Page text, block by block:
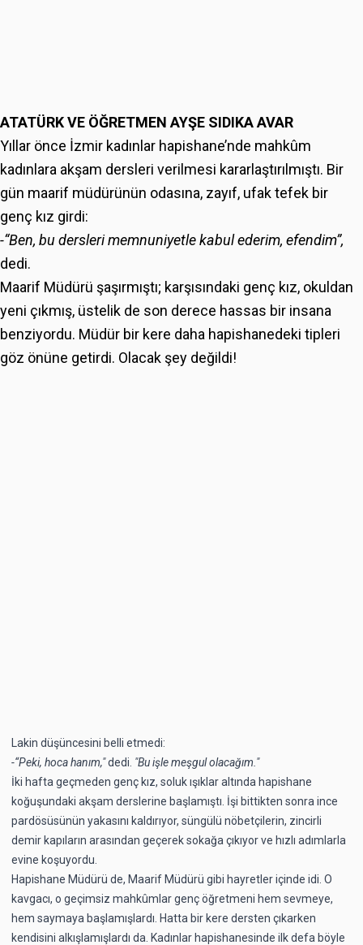
ATATÜRK VE ÖĞRETMEN AYŞE SIDIKA AVAR
Yıllar önce İzmir kadınlar hapishane’nde mahkûm
kadınlara akşam dersleri verilmesi kararlaştırılmıştı. Bir
gün maarif müdürünün odasına, zayıf, ufak tefek bir
genç kız girdi:
-“Ben, bu dersleri memnuniyetle kabul ederim, efendim”,
dedi.
Maarif Müdürü şaşırmıştı; karşısındaki genç kız, okuldan
yeni çıkmış, üstelik de son derece hassas bir insana
benziyordu. Müdür bir kere daha hapishanedeki tipleri
göz önüne getirdi. Olacak şey değildi!
Lakin düşüncesini belli etmedi:
-“Peki, hoca hanım,"dedi. "Bu işle meşgul olacağım."
İki hafta geçmeden genç kız, soluk ışıklar altında hapishane
koğuşundaki akşam derslerine başlamıştı. İşi bittikten sonra ince
pardösüsünün yakasını kaldırıyor, süngülü nöbetçilerin, zincirli
demir kapıların arasından geçerek sokağa çıkıyor ve hızlı adımlarla
evine koşuyordu.
Hapishane Müdürü de, Maarif Müdürü gibi hayretler içinde idi. O
kavgacı, o geçimsiz mahkûmlar genç öğretmeni hem sevmeye,
hem saymaya başlamışlardı. Hatta bir kere dersten çıkarken
kendisini alkışlamışlardı da. Kadınlar hapishanesinde ilk defa böyle